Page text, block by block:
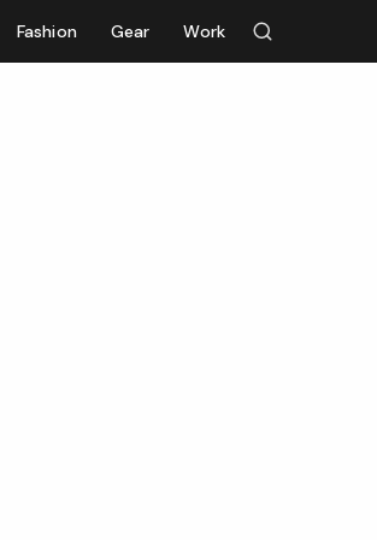
Fashion Gear Work